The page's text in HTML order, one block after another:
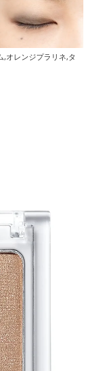
,オレンジプラリネ,タ